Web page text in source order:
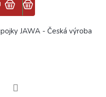
JAWA - Česká výroba